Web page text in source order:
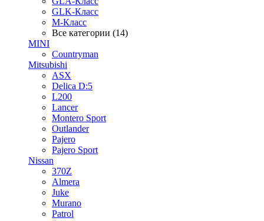
GLK-Класс
M-Класс
Все категории (14)
MINI
Countryman
Mitsubishi
ASX
Delica D:5
L200
Lancer
Montero Sport
Outlander
Pajero
Pajero Sport
Nissan
370Z
Almera
Juke
Murano
Patrol